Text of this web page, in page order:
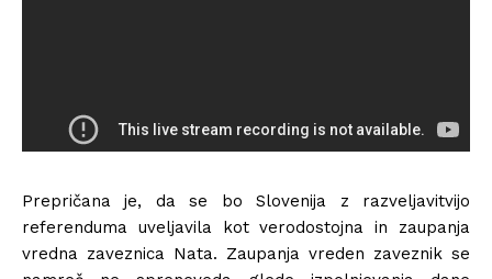
Prepričana je, da se bo Slovenija z razveljavitvijo
referenduma uveljavila kot verodostojna in zaupanja
vredna zaveznica Nata. Zaupanja vreden zaveznik se